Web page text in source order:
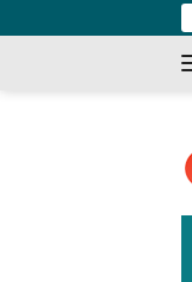
ke